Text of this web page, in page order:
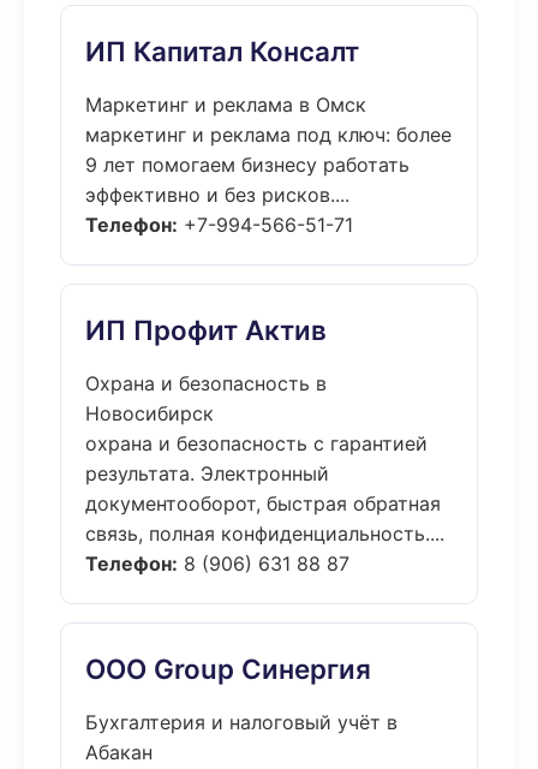
ИП Капитал Консалт
Маркетинг и реклама в Омск
маркетинг и реклама под ключ: более
9 лет помогаем бизнесу работать
эффективно и без рисков....
Телефон: +7-994-566-51-71
ИП Профит Актив
Охрана и безопасность в
Новосибирск
охрана и безопасность с гарантией
результата. Электронный
документооборот, быстрая обратная
связь, полная конфиденциальность....
Телефон: 8 (906) 631 88 87
ООО Group Синергия
Бухгалтерия и налоговый учёт в
Абакан